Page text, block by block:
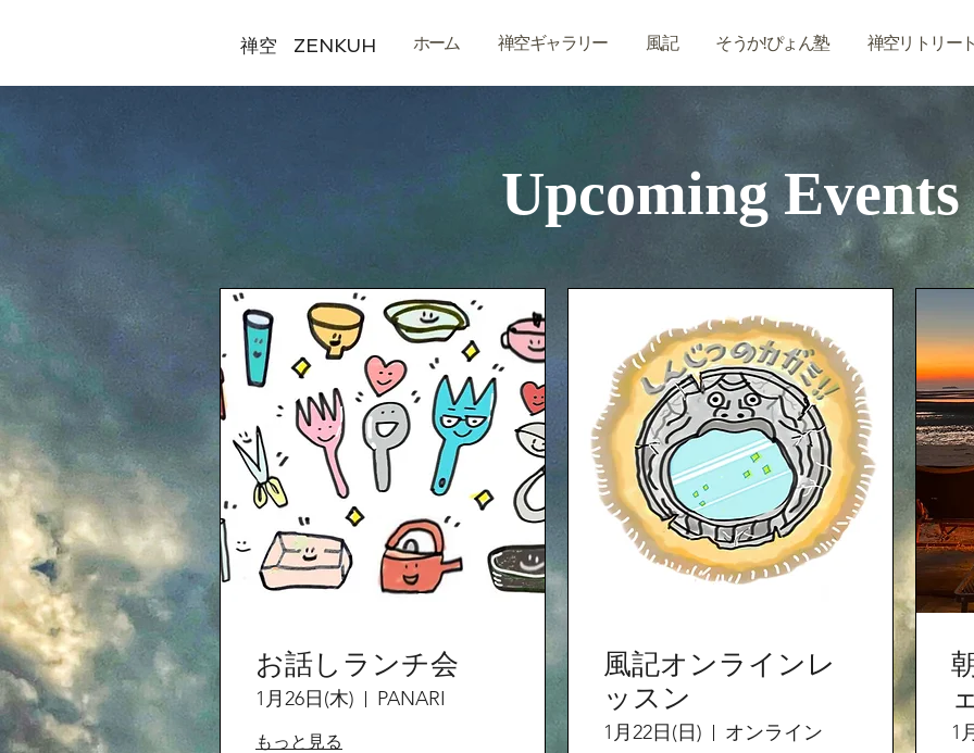
禅空 ZENKUH ホーム 禅空ギャラリー 風記 そうか!ぴょん塾 禅空リトリー
Upcoming Events
お話しランチ会
1月26日(木) PANARI
もっと見る
風記オンラインレ
ッスン
1月22日(日) オンライン 1